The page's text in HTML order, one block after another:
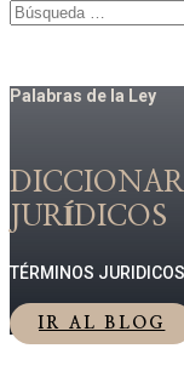
Palabras de la Ley
JURÍDICOS
TÉRMINOS
IR AL BLOG